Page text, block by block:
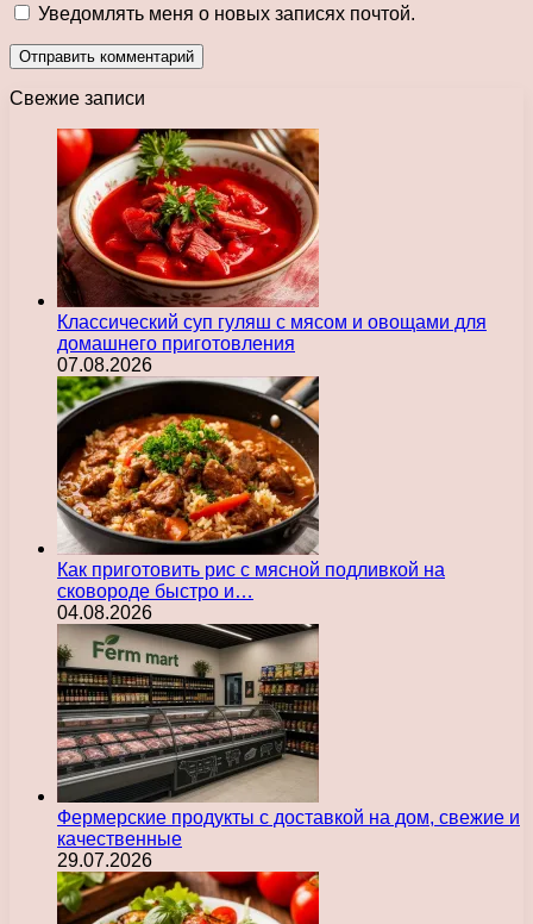
Уведомлять меня о новых записях почтой.
Свежие записи
Классический суп гуляш с мясом и овощами для
домашнего приготовления
07.08.2026
Как приготовить рис с мясной подливкой на
сковороде быстро и…
04.08.2026
Фермерские продукты с доставкой на дом, свежие и
качественные
29.07.2026